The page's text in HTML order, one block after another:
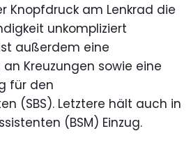
Knopfdruck am Lenkrad die
unkompliziert
außerdem eine
Kreuzungen sowie eine
für den
(SBS). Letztere hält auch in
(BSM) Einzug.